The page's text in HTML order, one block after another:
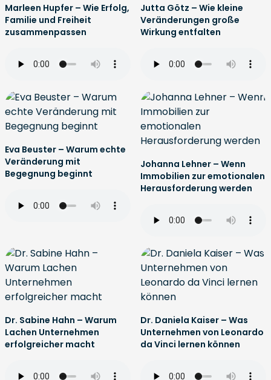
Marleen Hupfer – Wie Erfolg,
Familie und Freiheit
zusammenpassen
Jutta Götz – Wie kleine
Veränderungen große
Wirkung entfalten
Eva Beuster – Warum echte
Veränderung mit
Begegnung beginnt
Johanna Lehner – Wenn
Immobilien zur emotionalen
Herausforderung werden
Dr. Sabine Hahn – Warum
Lachen Unternehmen
erfolgreicher macht
Dr. Daniela Kaiser – Was
Unternehmen von Leonardo
da Vinci lernen können